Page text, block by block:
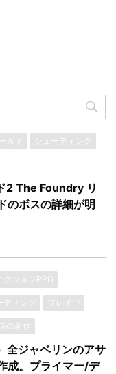
ルド シューティング
2 The Foundry リ
のボスの詳細が明
クションRPG
ティング プレイ中
の新作
ジャベリンのアサ
成。プライマー/デ